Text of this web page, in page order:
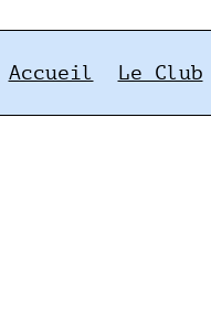
Accueil Le Club